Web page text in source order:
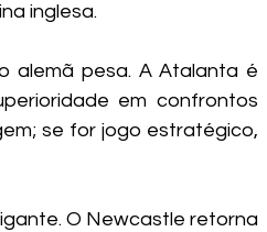
inglesa.
alemã pesa. A Atalanta é
em confrontos
se for jogo estratégico,
O Newcastle retorna